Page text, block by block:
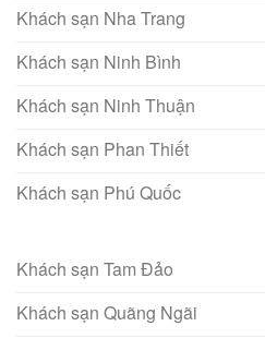
Khách sạn Nha Trang
Khách sạn Ninh Bình
Khách sạn Ninh Thuận
Khách sạn Phan Thiết
Khách sạn Phú Quốc
Khách sạn Tam Đảo
Khách sạn Quãng Ngãi